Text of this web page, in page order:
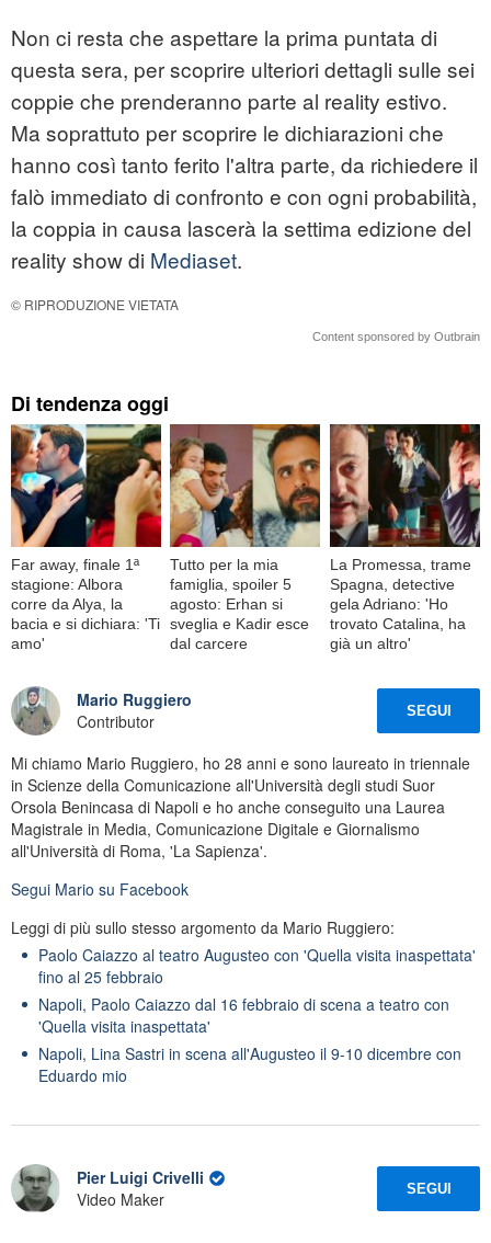
Non ci resta che aspettare la prima puntata di
questa sera, per scoprire ulteriori dettagli sulle sei
coppie che prenderanno parte al reality estivo.
Ma soprattuto per scoprire le dichiarazioni che
hanno così tanto ferito l'altra parte, da richiedere il
falò immediato di confronto e con ogni probabilità,
la coppia in causa lascerà la settima edizione del
reality show di Mediaset.
© RIPRODUZIONE VIETATA
Content sponsored by Outbrain
Di tendenza oggi
Far away, finale 1ª
stagione: Albora
corre da Alya, la
bacia e si dichiara: 'Ti
amo'
Tutto per la mia
famiglia, spoiler 5
agosto: Erhan si
sveglia e Kadir esce
dal carcere
La Promessa, trame
Spagna, detective
gela Adriano: 'Ho
trovato Catalina, ha
già un altro'
Mario Ruggiero
Contributor
SEGUI
Mi chiamo Mario Ruggiero, ho 28 anni e sono laureato in triennale
in Scienze della Comunicazione all'Università degli studi Suor
Orsola Benincasa di Napoli e ho anche conseguito una Laurea
Magistrale in Media, Comunicazione Digitale e Giornalismo
all'Università di Roma, 'La Sapienza'.
Segui Mario su Facebook
Leggi di più sullo stesso argomento da Mario Ruggiero:
Paolo Caiazzo al teatro Augusteo con 'Quella visita inaspettata'
fino al 25 febbraio
Napoli, Paolo Caiazzo dal 16 febbraio di scena a teatro con
'Quella visita inaspettata'
Napoli, Lina Sastri in scena all'Augusteo il 9-10 dicembre con
Eduardo mio
Pier Luigi Crivelli
Video Maker
SEGUI